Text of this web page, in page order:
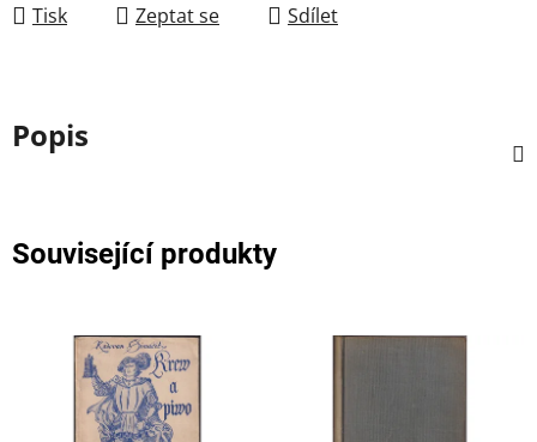
Tisk Zeptat se Sdílet
Popis
Související produkty